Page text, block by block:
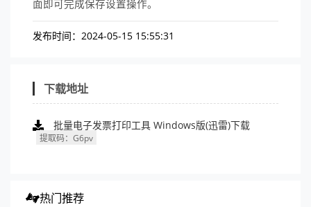
面即可完成保存设置操作。
发布时间：2024-05-15 15:55:31
下载地址
批量电子发票打印工具 Windows版(迅雷)下载
提取码：g6pv
热门推荐